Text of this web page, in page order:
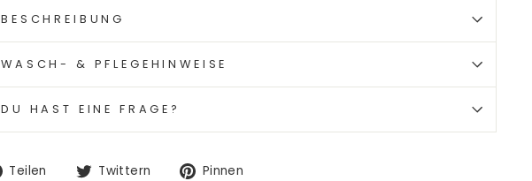
BESCHREIBUNG
WASCH- & PFLEGEHINWEISE
DU HAST EINE FRAGE?
Teilen
Auf
Twittern
Auf
Pinnen